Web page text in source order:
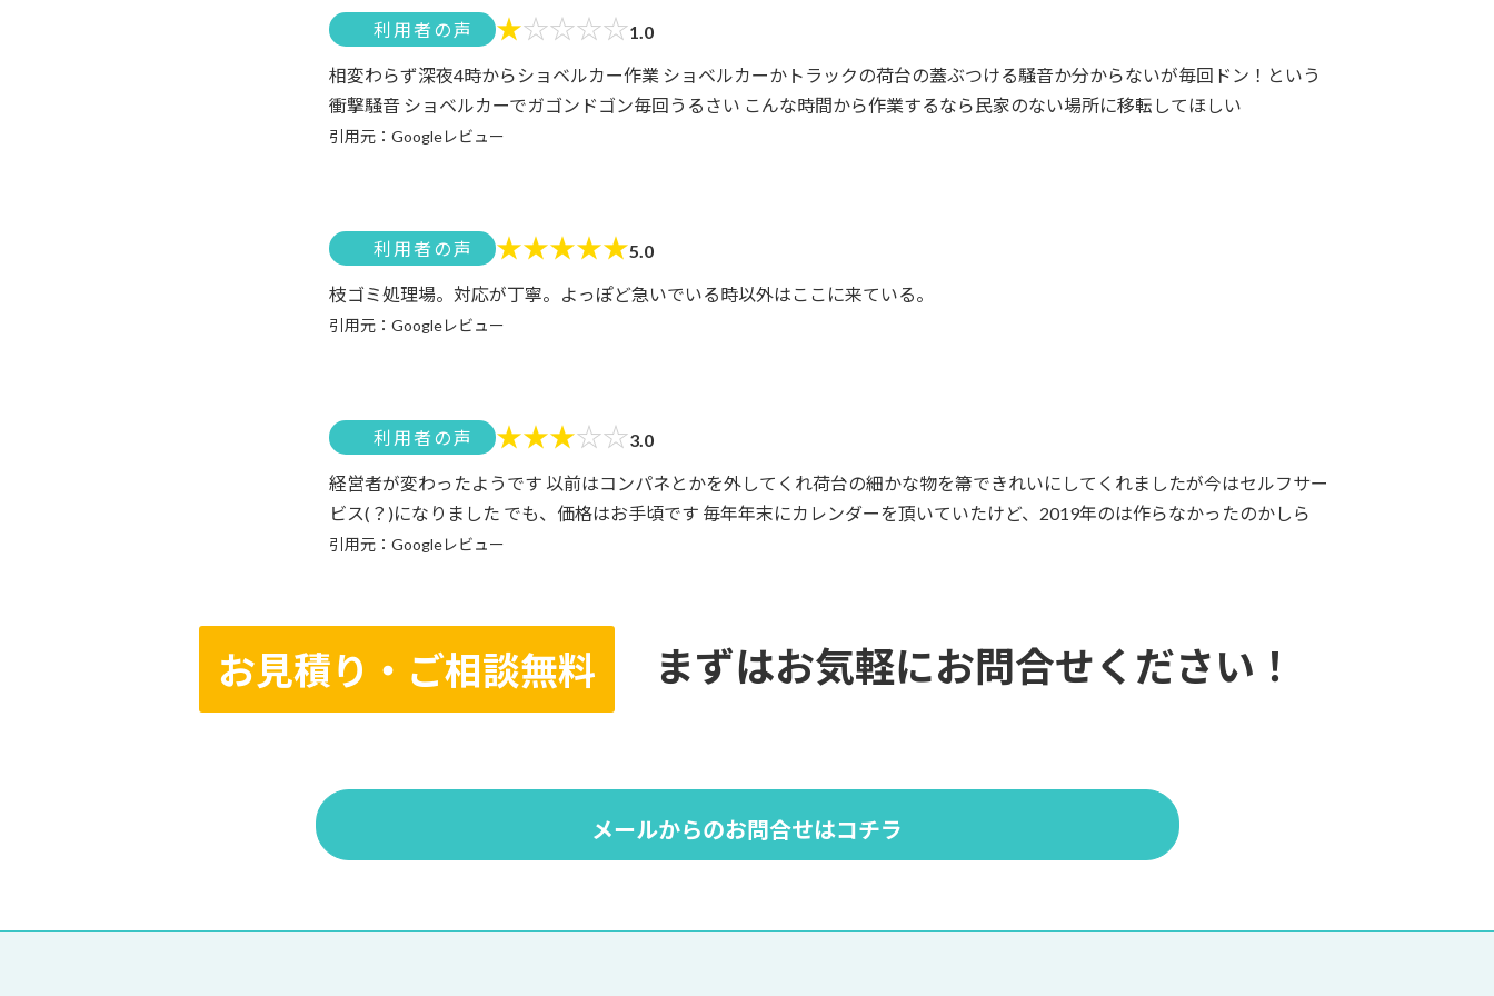
利用者の声 ★☆☆☆☆1.0
相変わらず深夜4時からショベルカー作業 ショベルカーかトラックの荷台の蓋ぶつける騒音か分からないが毎回ドン！という
衝撃騒音 ショベルカーでガゴンドゴン毎回うるさい こんな時間から作業するなら民家のない場所に移転してほしい
引用元：Googleレビュー
利用者の声 ★★★★★5.0
枝ゴミ処理場。対応が丁寧。よっぽど急いでいる時以外はここに来ている。
引用元：Googleレビュー
利用者の声 ★★★☆☆3.0
経営者が変わったようです 以前はコンパネとかを外してくれ荷台の細かな物を箒できれいにしてくれましたが今はセルフサー
ビス(？)になりました でも、価格はお手頃です 毎年年末にカレンダーを頂いていたけど、2019年のは作らなかったのかしら
引用元：Googleレビュー
お見積り・ご相談無料 まずはお気軽にお問合せください！
メールからのお問合せはコチラ